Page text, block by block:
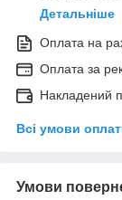
Детальніше
Оплата на
Оплата за
Накладений
Всі умови
Умови